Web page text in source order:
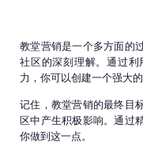
教堂营销是一个多方面的
社区的深刻理解。通过
力，你可以创建一个强大
记住，教堂营销的最终目
区中产生积极影响。通过
你做到这一点。